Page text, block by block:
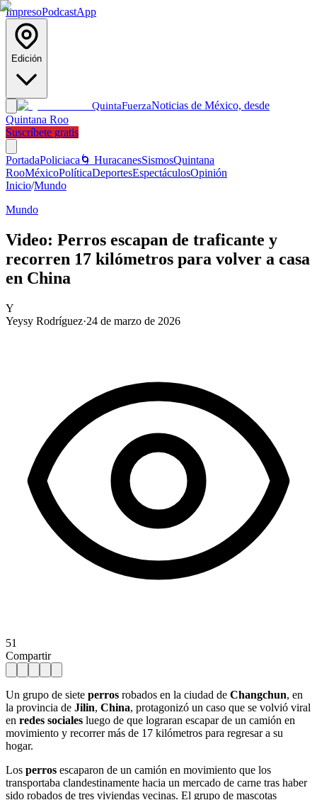
ImpresoPodcastApp
Edición
QuintaFuerzaNoticias de México, desde
Quintana Roo
Suscríbete gratis
PortadaPoliciaca 🌀 HuracanesSismosQuintana
RooMéxicoPolíticaDeportesEspectáculosOpinión
Inicio/Mundo
Mundo
Video: Perros escapan de traficante y
recorren 17 kilómetros para volver a casa
en China
Y
Yeysy Rodríguez·24 de marzo de 2026
51
Compartir
Un grupo de siete perros robados en la ciudad de Changchun, en
la provincia de Jilin, China, protagonizó un caso que se volvió viral
en redes sociales luego de que lograran escapar de un camión en
movimiento y recorrer más de 17 kilómetros para regresar a su
hogar.
Los perros escaparon de un camión en movimiento que los
transportaba clandestinamente hacia un mercado de carne tras haber
sido robados de tres viviendas vecinas. El grupo de mascotas